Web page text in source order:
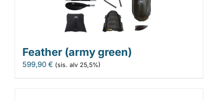
Feather (army green)
599,90 € (sis. alv 25,5%)